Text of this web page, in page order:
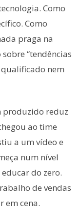
Como
Como
praga na
“tendências
nem
produzido reduz
ao time
a um vídeo e
num nível
do zero.
de vendas
em cena.